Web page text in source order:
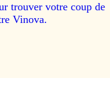
trouver votre coup de
Vinova.